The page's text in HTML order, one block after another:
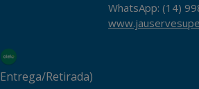
Retirada)
WhatsApp: (14)